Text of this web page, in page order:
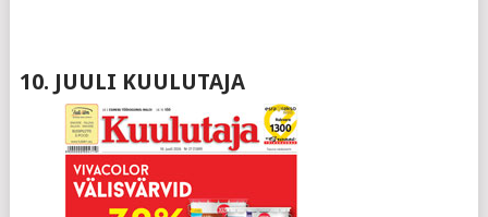
10. JUULI KUULUTAJA